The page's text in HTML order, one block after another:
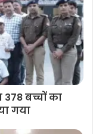
बच्चों का
गया